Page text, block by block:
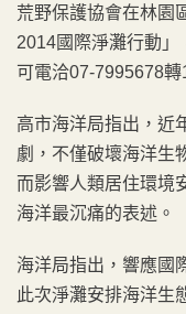
荒野保護協會在林園
2014國際淨灘行動」
可電洽07-7995678轉
高市海洋局指出，近
劇，不僅破壞海洋生
而影響人類居住環境
海洋最沉痛的表述。
海洋局指出，響應國
此次淨灘安排海洋生